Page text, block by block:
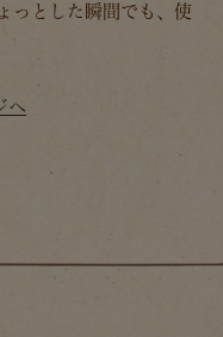
っとした瞬間でも、使
へ